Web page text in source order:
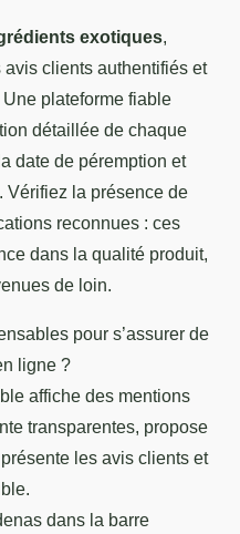
exotiques,
clients authentifiés et
plateforme fiable
détaillée de chaque
date de péremption et
Vérifiez la présence de
reconnues : ces
dans la qualité produit,
de loin.
pour s’assurer de
ligne ?
affiche des mentions
transparentes, propose
les avis clients et
dans la barre